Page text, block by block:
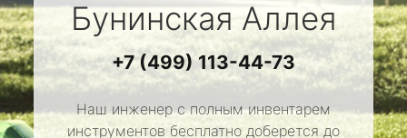
Бунинская Аллея
+7 (499) 113-44-73
Наш инженер с полным инвентарем
инструментов бесплатно доберется до